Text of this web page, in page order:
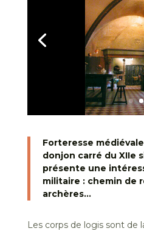
Forteresse
donjon carré du XIIe
présente une
militaire : chemin de
archères…
Les corps de logis sont de